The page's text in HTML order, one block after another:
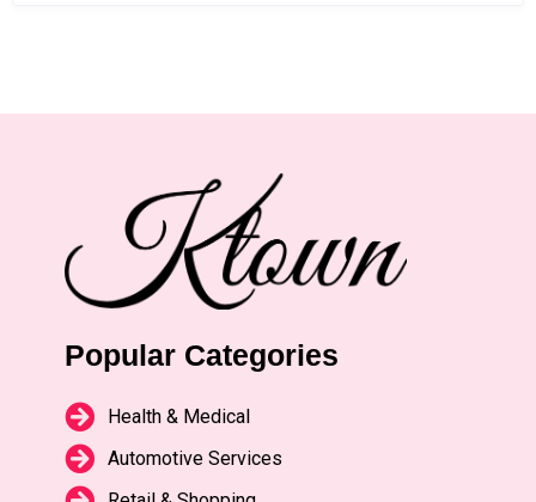
Popular Categories
Health & Medical
Automotive Services